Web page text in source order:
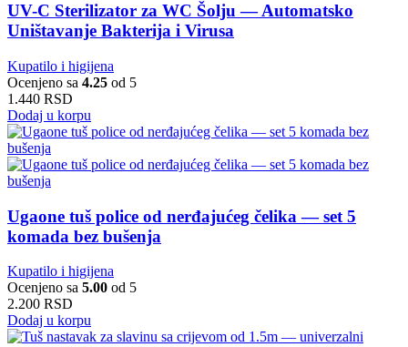
UV-C Sterilizator za WC Šolju — Automatsko
Uništavanje Bakterija i Virusa
Kupatilo i higijena
Ocenjeno sa 4.25 od 5
1.440 RSD
Dodaj u korpu
Ugaone tuš police od nerđajućeg čelika — set 5
komada bez bušenja
Kupatilo i higijena
Ocenjeno sa 5.00 od 5
2.200 RSD
Dodaj u korpu